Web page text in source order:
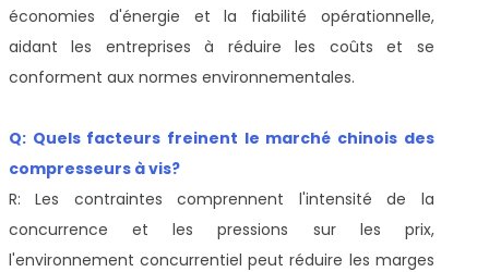
économies d'énergie et la fiabilité opérationnelle,
aidant les entreprises à réduire les coûts et se
conforment aux normes environnementales.
Q: Quels facteurs freinent le marché chinois des
compresseurs à vis?
R: Les contraintes comprennent l'intensité de la
concurrence et les pressions sur les prix,
l'environnement concurrentiel peut réduire les marges